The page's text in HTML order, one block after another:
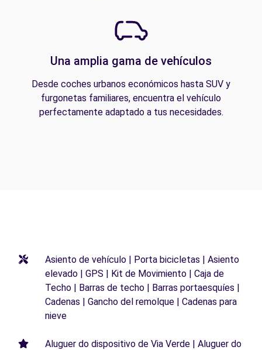
Una amplia gama de vehículos
Desde coches urbanos económicos hasta SUV y
furgonetas familiares, encuentra el vehículo
perfectamente adaptado a tus necesidades.
Asiento de vehículo | Porta bicicletas | Asiento
elevado | GPS | Kit de Movimiento | Caja de
Techo | Barras de techo | Barras portaesquíes |
Cadenas | Gancho del remolque | Cadenas para
nieve
Aluguer do dispositivo de Via Verde | Aluguer do